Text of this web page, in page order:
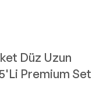
Düz Uzun
Premium Set